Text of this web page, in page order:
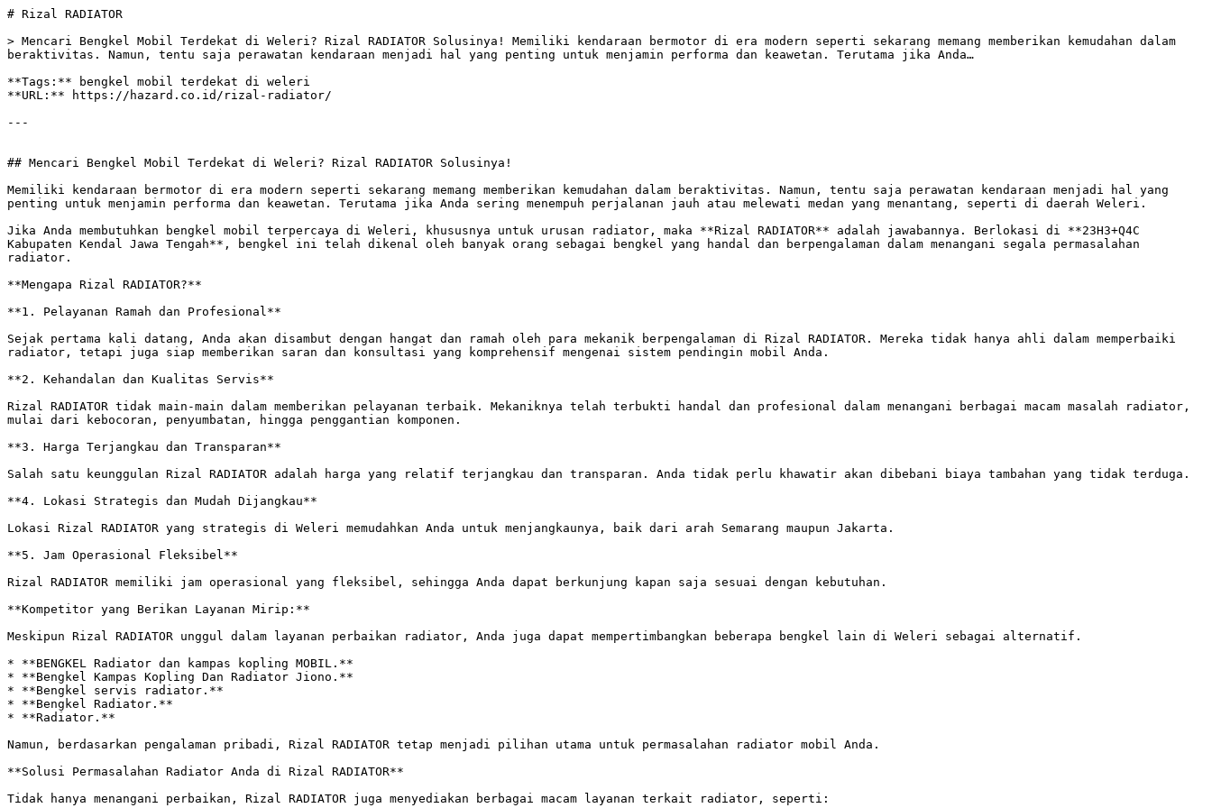
# Rizal RADIATOR
> Mencari Bengkel Mobil Terdekat di Weleri? Rizal RADIATOR Solusinya! Memiliki kendaraan bermotor di era modern seperti sekarang memang memberikan kemudahan dalam
beraktivitas. Namun, tentu saja perawatan kendaraan menjadi hal yang penting untuk menjamin performa dan keawetan. Terutama jika Anda…
**Tags:** bengkel mobil terdekat di weleri
**URL:** https://hazard.co.id/rizal-radiator/
---
## Mencari Bengkel Mobil Terdekat di Weleri? Rizal RADIATOR Solusinya!
Memiliki kendaraan bermotor di era modern seperti sekarang memang memberikan kemudahan dalam beraktivitas. Namun, tentu saja perawatan kendaraan menjadi hal yang
penting untuk menjamin performa dan keawetan. Terutama jika Anda sering menempuh perjalanan jauh atau melewati medan yang menantang, seperti di daerah Weleri.
Jika Anda membutuhkan bengkel mobil terpercaya di Weleri, khususnya untuk urusan radiator, maka **Rizal RADIATOR** adalah jawabannya. Berlokasi di **23H3+Q4C
Kabupaten Kendal Jawa Tengah**, bengkel ini telah dikenal oleh banyak orang sebagai bengkel yang handal dan berpengalaman dalam menangani segala permasalahan
radiator.
**Mengapa Rizal RADIATOR?**
**1. Pelayanan Ramah dan Profesional**
Sejak pertama kali datang, Anda akan disambut dengan hangat dan ramah oleh para mekanik berpengalaman di Rizal RADIATOR. Mereka tidak hanya ahli dalam memperbaiki
radiator, tetapi juga siap memberikan saran dan konsultasi yang komprehensif mengenai sistem pendingin mobil Anda.
**2. Kehandalan dan Kualitas Servis**
Rizal RADIATOR tidak main-main dalam memberikan pelayanan terbaik. Mekaniknya telah terbukti handal dan profesional dalam menangani berbagai macam masalah radiator,
mulai dari kebocoran, penyumbatan, hingga penggantian komponen.
**3. Harga Terjangkau dan Transparan**
Salah satu keunggulan Rizal RADIATOR adalah harga yang relatif terjangkau dan transparan. Anda tidak perlu khawatir akan dibebani biaya tambahan yang tidak terduga.
**4. Lokasi Strategis dan Mudah Dijangkau**
Lokasi Rizal RADIATOR yang strategis di Weleri memudahkan Anda untuk menjangkaunya, baik dari arah Semarang maupun Jakarta.
**5. Jam Operasional Fleksibel**
Rizal RADIATOR memiliki jam operasional yang fleksibel, sehingga Anda dapat berkunjung kapan saja sesuai dengan kebutuhan.
**Kompetitor yang Berikan Layanan Mirip:**
Meskipun Rizal RADIATOR unggul dalam layanan perbaikan radiator, Anda juga dapat mempertimbangkan beberapa bengkel lain di Weleri sebagai alternatif.
* **BENGKEL Radiator dan kampas kopling MOBIL.**
* **Bengkel Kampas Kopling Dan Radiator Jiono.**
* **Bengkel servis radiator.**
* **Bengkel Radiator.**
* **Radiator.**
Namun, berdasarkan pengalaman pribadi, Rizal RADIATOR tetap menjadi pilihan utama untuk permasalahan radiator mobil Anda.
**Solusi Permasalahan Radiator Anda di Rizal RADIATOR**
Tidak hanya menangani perbaikan, Rizal RADIATOR juga menyediakan berbagai macam layanan terkait radiator, seperti: